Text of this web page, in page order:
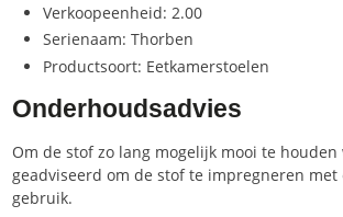
Verkoopeenheid: 2.00
Serienaam: Thorben
Productsoort: Eetkamerstoelen
Onderhoudsadvies
Om de stof zo lang mogelijk mooi te
geadviseerd om de stof te impregneren met
gebruik.